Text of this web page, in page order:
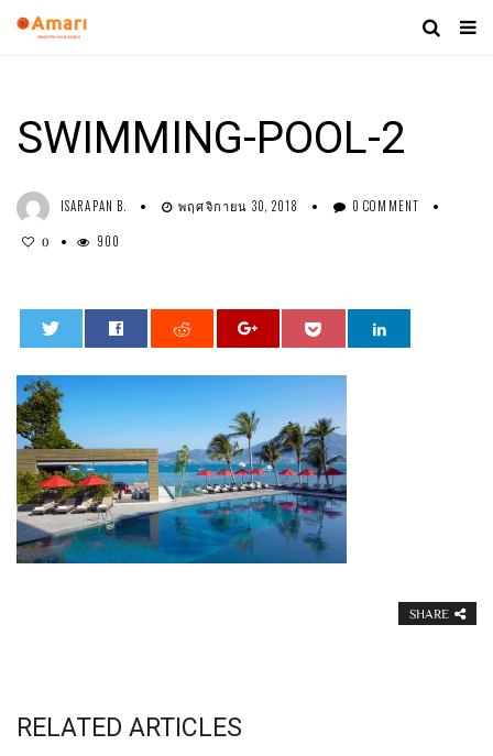
SWIMMING-POOL-2
ISARAPAN B. พฤศจิกายน 30, 2018 0 COMMENT
0 900
SHARE
RELATED ARTICLES